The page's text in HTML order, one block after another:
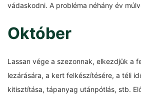
vádaskodni. A probléma néhány év
Október
Lassan vége a szezonnak, elkezdjük a
lezárására, a kert felkészítésére, a téli
kitisztítása, tápanyag utánpótlás, stb.